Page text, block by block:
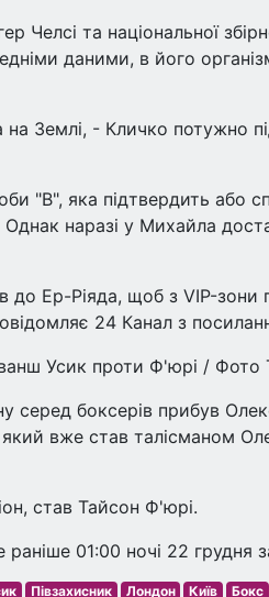
Челсі та національної
даними, в його
Землі, - Кличко потужно
"В", яка підтвердить або
наразі у Михайла
до Ер-Ріяда, щоб з VIP-
24 Канал з
Усик проти Ф'юрі / Фото
боксерів прибув
вже став талісманом
став Тайсон Ф'юрі.
01:00 ночі 22 грудня
Півзахисник Лондон Київ Бокс